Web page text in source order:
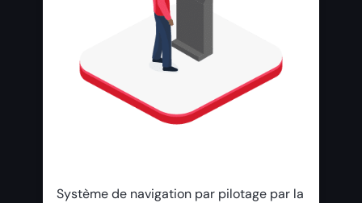
Système de navigation par pilotage par la